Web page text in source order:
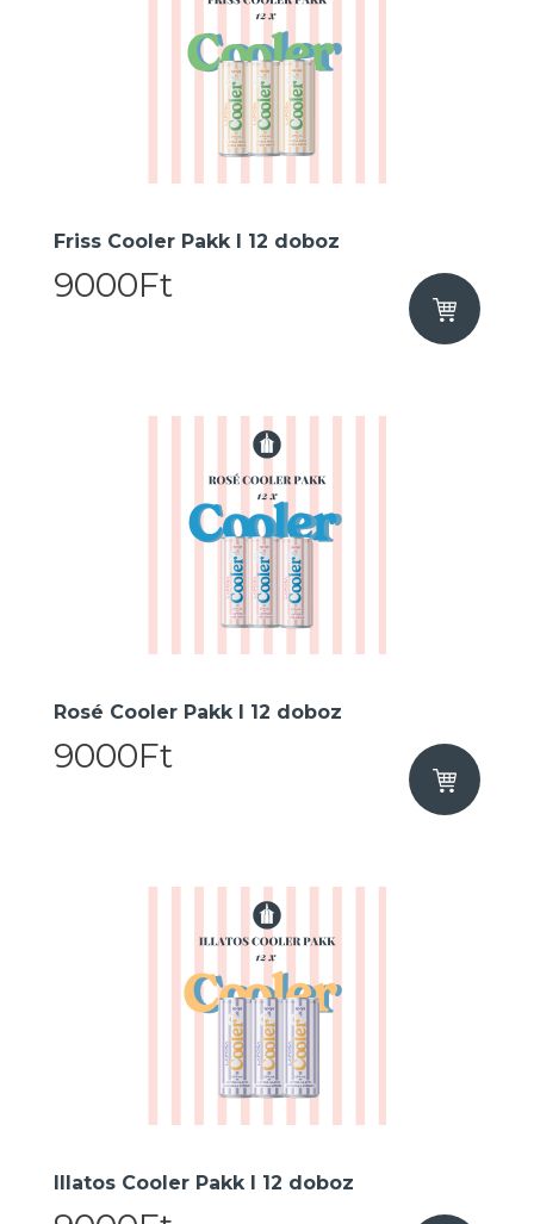
Friss Cooler Pakk I 12 doboz
9000Ft
Rosé Cooler Pakk I 12 doboz
9000Ft
Illatos Cooler Pakk I 12 doboz